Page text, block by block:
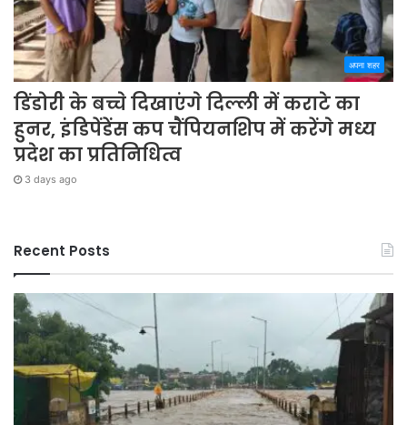
अपना शहर
डिंडोरी के बच्चे दिखाएंगे दिल्ली में कराटे का
हुनर, इंडिपेंडेंस कप चैंपियनशिप में करेंगे मध्य
प्रदेश का प्रतिनिधित्व
3 days ago
Recent Posts